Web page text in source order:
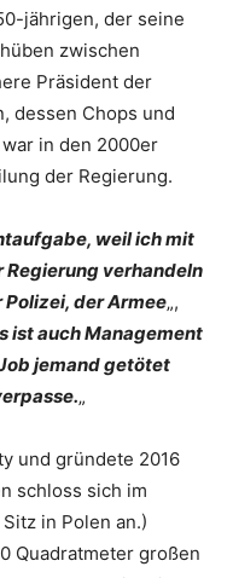
jährigen, der seine
zwischen
Präsident der
dessen Chops und
in den 2000er
der Regierung.
weil ich mit
Regierung verhandeln
der Armee„,
ist auch Management
jemand getötet
„
und gründete 2016
schloss sich im
in Polen an.)
Quadratmeter großen